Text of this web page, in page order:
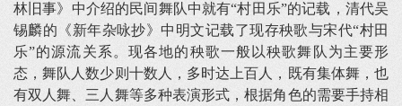
林旧事》中介绍的民间舞队中就有“村田乐”的记载，清代吴
锡麟的《新年杂咏抄》中明文记载了现存秧歌与宋代“村田
乐”的源流关系。现各地的秧歌一般以秧歌舞队为主要形
态，舞队人数少则十数人，多时达上百人，既有集体舞，也
有双人舞、三人舞等多种表演形式，根据角色的需要手持相